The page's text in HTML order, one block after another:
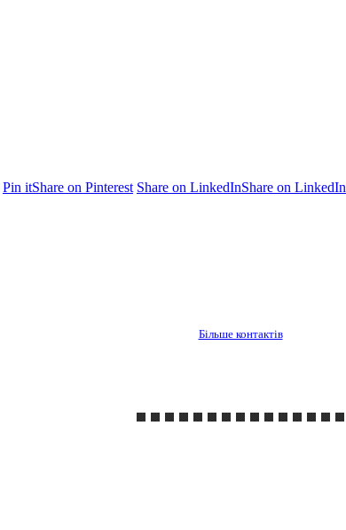
Pin itShare on Pinterest Share on LinkedInShare on LinkedIn
Більше контактів